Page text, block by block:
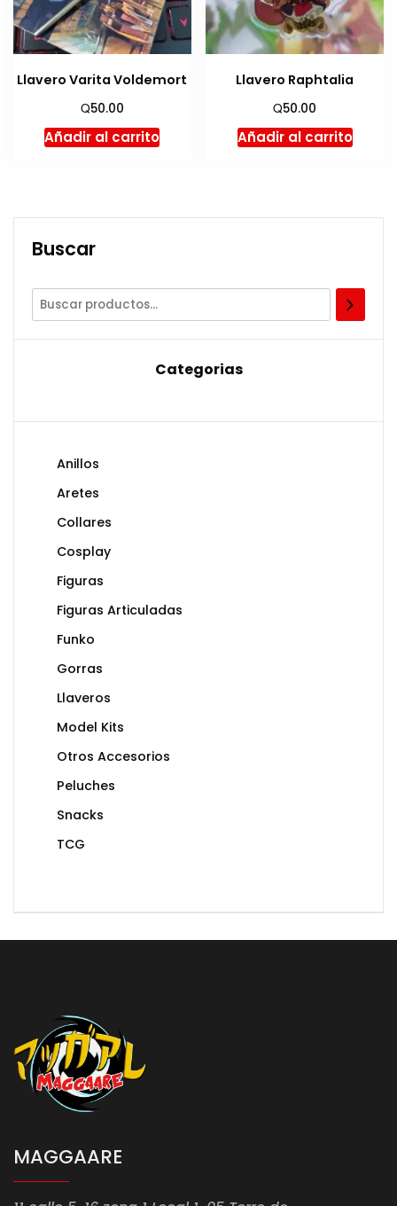
Llavero Varita Voldemort
Q50.00
Añadir al carrito
Llavero Raphtalia
Q50.00
Añadir al carrito
Buscar
Categorias
Anillos
Aretes
Collares
Cosplay
Figuras
Figuras Articuladas
Funko
Gorras
Llaveros
Model Kits
Otros Accesorios
Peluches
Snacks
TCG
MAGGAARE